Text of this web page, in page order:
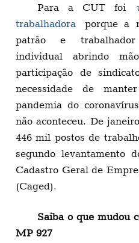
Para a CUT foi
trabalhadora porque a
patrão e trabalhador
individual abrindo
participação de
necessidade de
pandemia do
não aconteceu. De
446 mil postos de
segundo levantamento
Cadastro Geral de
(Caged).
Saiba o que mudou
MP 927